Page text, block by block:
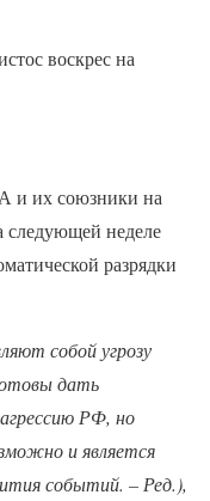
воскрес на
и их союзники на
следующей неделе
разрядки
собой угрозу
дать
РФ, но
и является
событий. – Ред.),